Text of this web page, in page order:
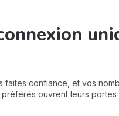
Et
faites confiance, et vos
ouvrent leurs